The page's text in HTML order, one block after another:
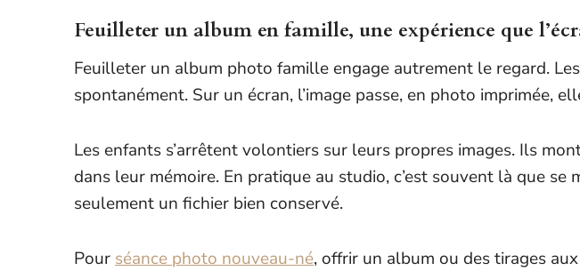
Feuilleter un album en famille, une expérience que
Feuilleter un album photo famille engage autrement le regard.
spontanément. Sur un écran, l’image passe, en photo imprimée,
Les enfants s’arrêtent volontiers sur leurs propres images. Ils
dans leur mémoire. En pratique au studio, c’est souvent là que
seulement un fichier bien conservé.
Pour séance photo nouveau-né, offrir un album ou des tirages